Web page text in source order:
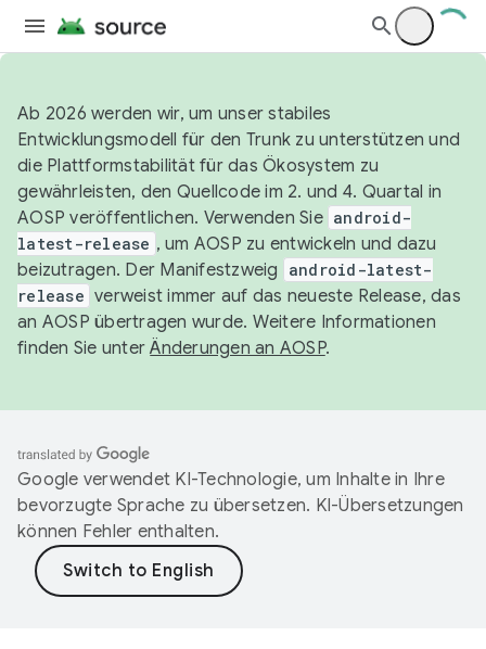
Ab 2026 werden wir, um unser stabiles
Entwicklungsmodell für den Trunk zu unterstützen und
die Plattformstabilität für das Ökosystem zu
gewährleisten, den Quellcode im 2. und 4. Quartal in
AOSP veröffentlichen. Verwenden Sie android-
latest-release , um AOSP zu entwickeln und dazu
beizutragen. Der Manifestzweig
android-latest-
release verweist immer auf das neueste Release, das
an AOSP übertragen wurde. Weitere Informationen
finden Sie unterÄnderungen an AOSP.
Google verwendet KI-Technologie, um Inhalte in Ihre
bevorzugte Sprache zu übersetzen. KI-Übersetzungen
können Fehler enthalten.